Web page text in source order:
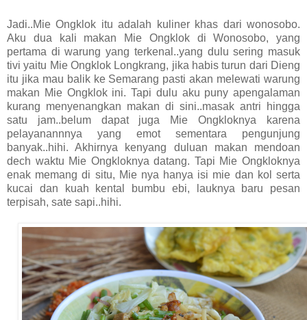
Jadi..Mie Ongklok itu adalah kuliner khas dari wonosobo.
Aku dua kali makan Mie Ongklok di Wonosobo, yang
pertama di warung yang terkenal..yang dulu sering masuk
tivi yaitu Mie Ongklok Longkrang, jika habis turun dari Dieng
itu jika mau balik ke Semarang pasti akan melewati warung
makan Mie Ongklok ini. Tapi dulu aku puny apengalaman
kurang menyenangkan makan di sini..masak antri hingga
satu jam..belum dapat juga Mie Ongkloknya karena
pelayanannnya yang emot sementara pengunjung
banyak..hihi. Akhirnya kenyang duluan makan mendoan
dech waktu Mie Ongkloknya datang. Tapi Mie Ongkloknya
enak memang di situ, Mie nya hanya isi mie dan kol serta
kucai dan kuah kental bumbu ebi, lauknya baru pesan
terpisah, sate sapi..hihi.